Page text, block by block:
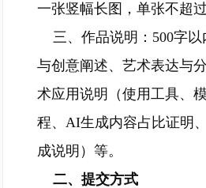
一张竖幅长图，单张不超过
三、作品说明：500字以
与创意阐述、艺术表达与
术应用说明（使用工具、
程、AI生成内容占比证明
成说明）等。
二、提交方式